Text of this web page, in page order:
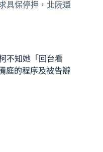
具保停押，北院還
不知她「回台看
庭的程序及被告辯